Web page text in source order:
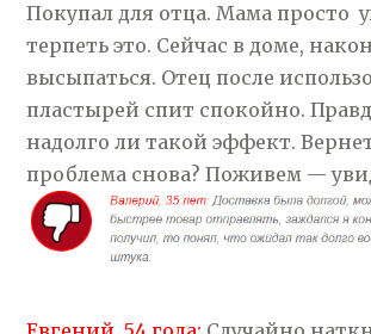
Покупал для отца. Мама просто
терпеть это. Сейчас в доме,
высыпаться. Отец после
пластырей спит спокойно.
надолго ли такой эффект.
проблема снова? Поживем —